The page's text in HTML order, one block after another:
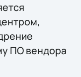
ПО вендора